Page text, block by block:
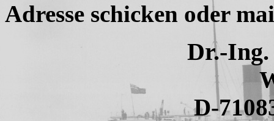
Adresse schicken oder
Dr.-
D-